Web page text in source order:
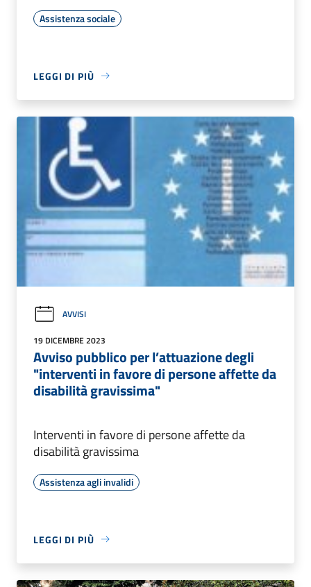
Assistenza sociale
LEGGI DI PIÙ
AVVISI
19 DICEMBRE 2023
Avviso pubblico per l’attuazione degli
"interventi in favore di persone affette da
disabilità gravissima"
Interventi in favore di persone affette da
disabilità gravissima
Assistenza agli invalidi
LEGGI DI PIÙ